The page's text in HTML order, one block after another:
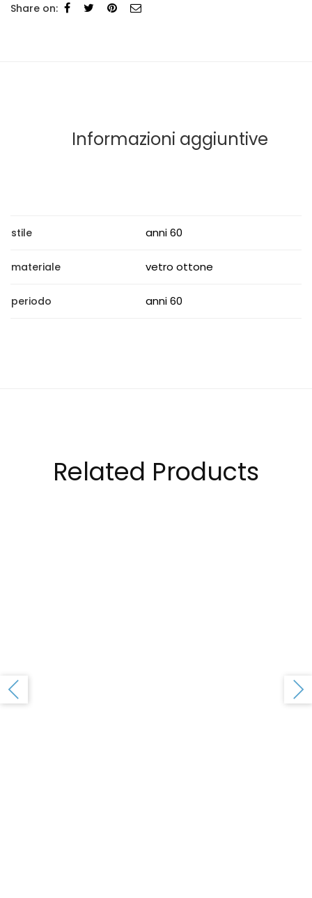
Share on:
Informazioni aggiuntive
stile anni 60
materiale vetro ottone
periodo anni 60
Related Products